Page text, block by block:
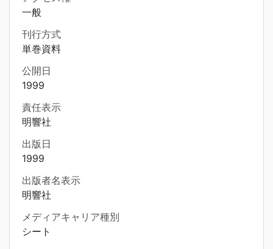
一般
刊行方式
単巻資料
公開日
1999
責任表示
明響社
出版日
1999
出版者名表示
明響社
メディアキャリア種別
シート